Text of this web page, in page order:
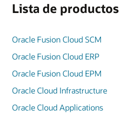
Lista de productos
Oracle Fusion Cloud SCM
Oracle Fusion Cloud ERP
Oracle Fusion Cloud EPM
Oracle Cloud Infrastructure
Oracle Cloud Applications